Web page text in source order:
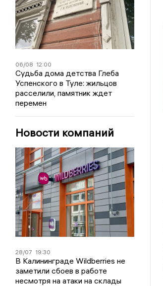
06/08 12:00
Судьба дома детства Глеба
Успенского в Туле: жильцов
расселили, памятник ждет
перемен
Новости компаний
28/07 19:30
В Калининграде Wildberries не
заметили сбоев в работе
несмотря на атаки на склады